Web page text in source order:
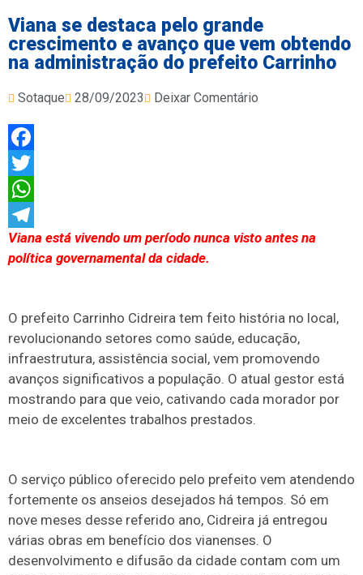
Viana se destaca pelo grande
crescimento e avanço que vem obtendo
na administração do prefeito Carrinho
Sotaque 28/09/2023 Deixar Comentário
Facebook
Twitter
WhatsApp
Telegram
Viana está vivendo um período nunca visto antes na
política governamental da cidade.
O prefeito Carrinho Cidreira tem feito história no local,
revolucionando setores como saúde, educação,
infraestrutura, assistência social, vem promovendo
avanços significativos a população. O atual gestor está
mostrando para que veio, cativando cada morador por
meio de excelentes trabalhos prestados.
O serviço público oferecido pelo prefeito vem atendendo
fortemente os anseios desejados há tempos. Só em
nove meses desse referido ano, Cidreira já entregou
várias obras em benefício dos vianenses. O
desenvolvimento e difusão da cidade contam com um